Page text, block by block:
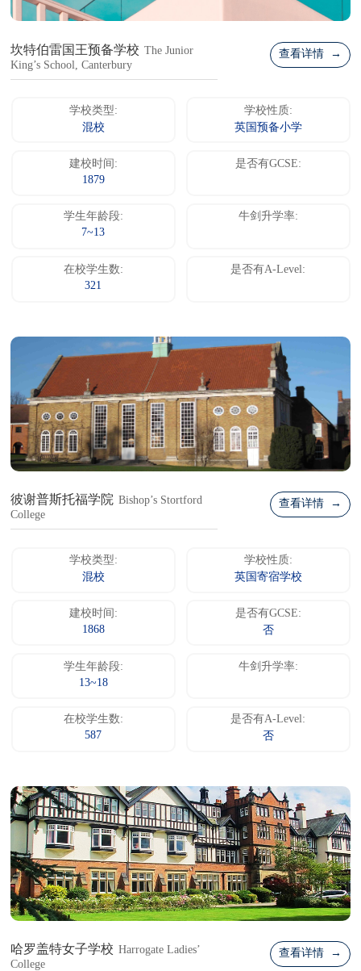
坎特伯雷国王预备学校 The Junior
King’s School, Canterbury
查看详情 →
学校类型:
混校
学校性质:
英国预备小学
建校时间:
1879
是否有GCSE:
学生年龄段:
7~13
牛剑升学率:
在校学生数:
321
是否有A-Level:
彼谢普斯托福学院 Bishop’s Stortford
College
查看详情 →
学校类型:
混校
学校性质:
英国寄宿学校
建校时间:
1868
是否有GCSE:
否
学生年龄段:
13~18
牛剑升学率:
在校学生数:
587
是否有A-Level:
否
哈罗盖特女子学校 Harrogate Ladies’
College
查看详情 →